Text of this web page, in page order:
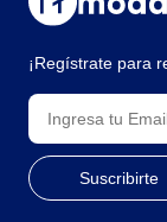
¡Regístrate para